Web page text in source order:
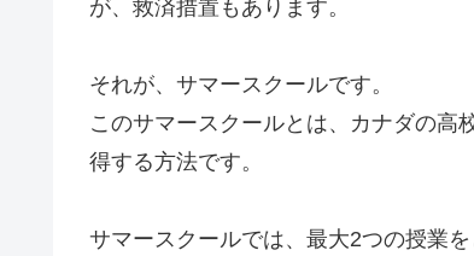
が、救済措置もあります。
それが、サマースクールです。
このサマースクールとは、カナダの高
得する方法です。
サマースクールでは、最大2つの授業